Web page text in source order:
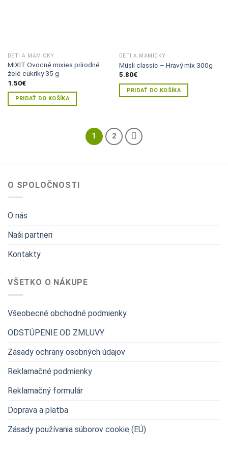
DETI A MAMIČKY
MIXIT Ovocné mixies prírodné
želé cukríky 35 g
1.50€
PRIDAŤ DO KOŠÍKA
DETI A MAMIČKY
Müsli classic – Hravý mix 300g
5.80€
PRIDAŤ DO KOŠÍKA
1 2
O SPOLOČNOSTI
O nás
Naši partneri
Kontakty
VŠETKO O NÁKUPE
Všeobecné obchodné podmienky
ODSTÚPENIE OD ZMLUVY
Zásady ochrany osobných údajov
Reklamačné podmienky
Reklamačný formulár
Doprava a platba
Zásady používania súborov cookie (EÚ)